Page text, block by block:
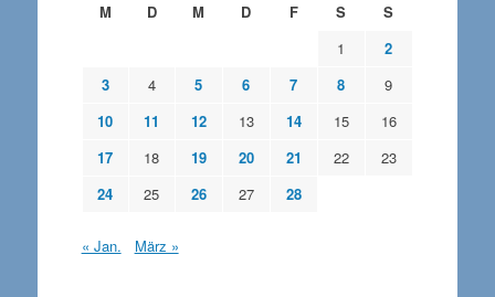
M
D M D F S
S
1
2
3
4 5 6 7 8
9
10
11 12 13 14 15
16
17
18 19 20 21 22
23
24
25 26 27 28
« Jan. März »